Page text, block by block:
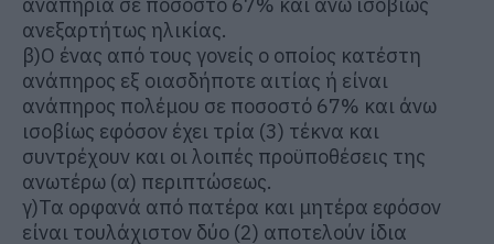
ανεξαρτήτως ηλικίας.
β)Ο ένας από τους γονείς ο οποίος κατέστη
ανάπηρος εξ οιασδήποτε αιτίας ή είναι
ανάπηρος πολέμου σε ποσοστό 67% και άνω
ισοβίως εφόσον έχει τρία (3) τέκνα και
συντρέχουν και οι λοιπές προϋποθέσεις της
ανωτέρω (α) περιπτώσεως.
γ)Τα ορφανά από πατέρα και μητέρα εφόσον
είναι τουλάχιστον δύο (2) αποτελούν ίδια